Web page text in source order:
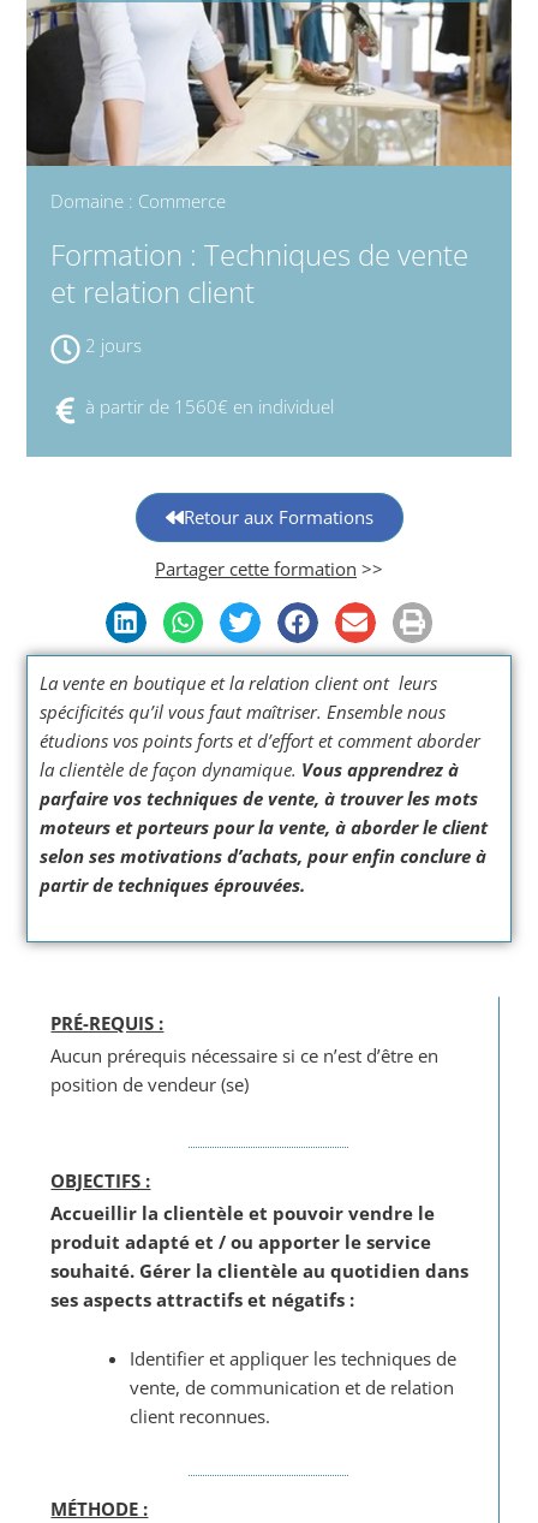
Domaine : Commerce
Formation : Techniques de vente
et relation client
2 jours
à partir de 1560€ en individuel
Retour aux Formations
Partager cette formation >>
La vente en boutique et la relation client ont leurs
spécificités qu’il vous faut maîtriser. Ensemble nous
étudions vos points forts et d’effort et comment aborder
la clientèle de façon dynamique. Vous apprendrez à
parfaire vos techniques de vente, à trouver les mots
moteurs et porteurs pour la vente, à aborder le client
selon ses motivations d’achats, pour enfin conclure à
partir de techniques éprouvées.
PRÉ-REQUIS :
Aucun prérequis nécessaire si ce n’est d’être en
position de vendeur (se)
OBJECTIFS :
Accueillir la clientèle et pouvoir vendre le
produit adapté et / ou apporter le service
souhaité. Gérer la clientèle au quotidien dans
ses aspects attractifs et négatifs :
Identifier et appliquer les techniques de
vente, de communication et de relation
client reconnues.
MÉTHODE :